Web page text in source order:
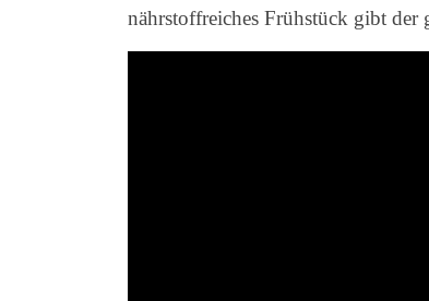
nährstoffreiches Frühstück gibt der